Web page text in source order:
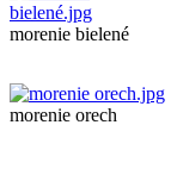
morenie bielené
morenie orech